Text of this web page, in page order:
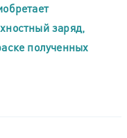
заряд,
полученных